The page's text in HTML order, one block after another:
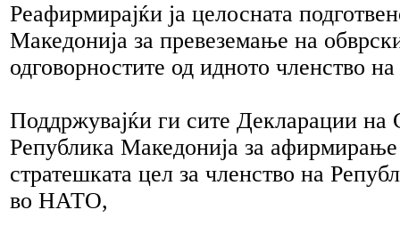
Реафирмирајќи ја целосната
Македонија за превеземање на
одговорностите од идното членство
Поддржувајќи ги сите Декларации на
Република Македонија за афирмирање
стратешката цел за членство на
во НАТО,